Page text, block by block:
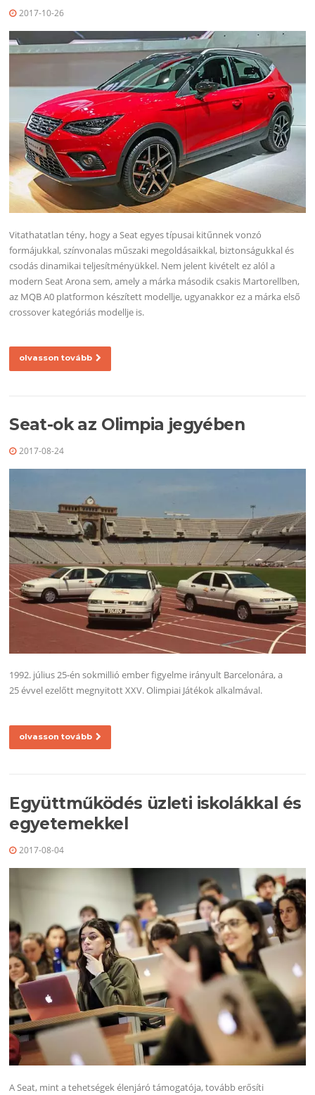
2017-10-26
Vitathatatlan tény, hogy a Seat egyes típusai kitűnnek vonzó
formájukkal, színvonalas műszaki megoldásaikkal, biztonságukkal és
csodás dinamikai teljesítményükkel. Nem jelent kivételt ez alól a
modern Seat Arona sem, amely a márka második csakis Martorellben,
az MQB A0 platformon készített modellje, ugyanakkor ez a márka első
crossover kategóriás modellje is.
olvasson tovább
Seat-ok az Olimpia jegyében
2017-08-24
1992. július 25-én sokmillió ember figyelme irányult Barcelonára, a
25 évvel ezelőtt megnyitott XXV. Olimpiai Játékok alkalmával.
olvasson tovább
Együttműködés üzleti iskolákkal és
egyetemekkel
2017-08-04
A Seat, mint a tehetségek élenjáró támogatója, tovább erősíti